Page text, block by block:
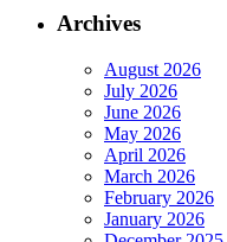
Archives
August 2026
July 2026
June 2026
May 2026
April 2026
March 2026
February 2026
January 2026